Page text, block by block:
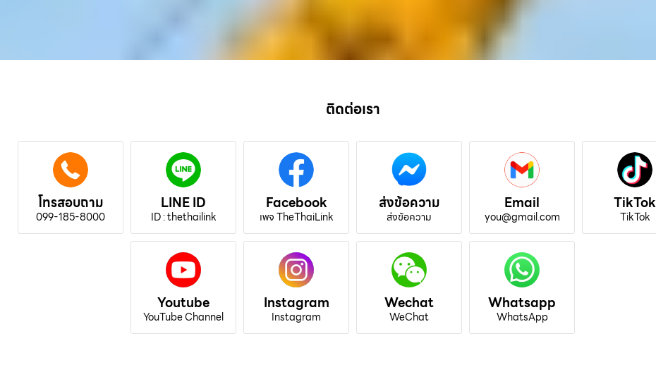
ติดต่อเรา
โทรสอบถาม
099-185-8000
LINE ID
ID : thethailink
Facebook
เพจ TheThaiLink
ส่งข้อความ
ส่งข้อความ
Email
you@gmail.com
TikTok
TikTok
Youtube
YouTube Channel
Instagram
Instagram
Wechat
WeChat
Whatsapp
WhatsApp